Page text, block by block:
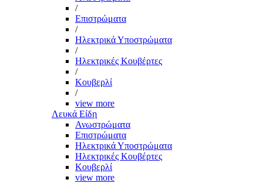
/
Επιστρώματα
/
Ηλεκτρικά Υποστρώματα
/
Ηλεκτρικές Κουβέρτες
/
Κουβερλί
/
view more
Λευκά Είδη
Ανωστρώματα
Επιστρώματα
Ηλεκτρικά Υποστρώματα
Ηλεκτρικές Κουβέρτες
Κουβερλί
view more